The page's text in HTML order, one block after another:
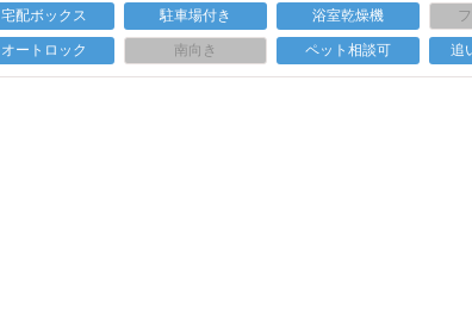
宅配ボックス 駐車場付き 浴室乾燥機
オートロック 南向き ペット相談可 追